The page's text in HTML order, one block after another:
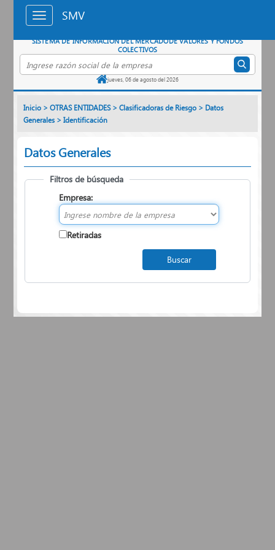
Saltar al contenido principal
SISTEMA DE INFORMACIÓN DEL MERCADODE VALORES Y FONDOS
COLECTIVOS
Buscar empresa por razón social
jueves, 06 de agosto del 2026
SMV
Inicio >OTRAS ENTIDADES>Clasificadoras de Riesgo > Datos
Generales >Identificación
Datos Generales
Filtros de búsqueda
Empresa:
Retiradas